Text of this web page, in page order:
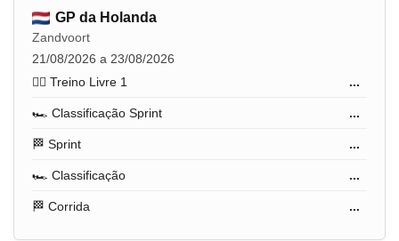
GP da Holanda
Zandvoort
21/08/2026 a 23/08/2026
🏋️‍♂️ Treino Livre 1
...
🏎️ Classificação Sprint ...
🏁 Sprint ...
🏎️ Classificação ...
🏁 Corrida ...